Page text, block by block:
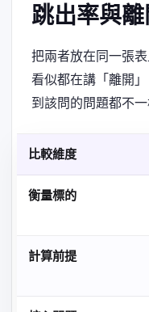
跳出率與
把兩者放在同一張
看似都在講「離開
到該問的問題都不一
比較維度
衡量標的
計算前提